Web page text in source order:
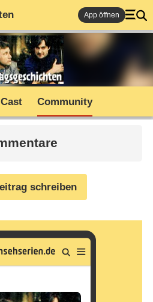
App öffnen
Cast Community
schreiben